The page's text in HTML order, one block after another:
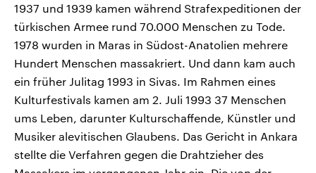
1937 und 1939 kamen während Strafexpeditionen der
türkischen Armee rund 70.000 Menschen zu Tode.
1978 wurden in Maras in Südost-Anatolien mehrere
Hundert Menschen massakriert. Und dann kam auch
ein früher Julitag 1993 in Sivas. Im Rahmen eines
Kulturfestivals kamen am 2. Juli 1993 37 Menschen
ums Leben, darunter Kulturschaffende, Künstler und
Musiker alevitischen Glaubens. Das Gericht in Ankara
stellte die Verfahren gegen die Drahtzieher des